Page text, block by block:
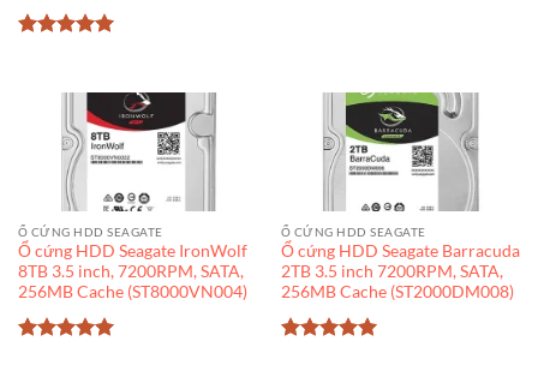
Ổ CỨNG HDD SEAGATE
Ổ cứng HDD Seagate IronWolf
8TB 3.5 inch, 7200RPM, SATA,
256MB Cache (ST8000VN004)
Ổ CỨNG HDD SEAGATE
Ổ cứng HDD Seagate Barracuda
2TB 3.5 inch 7200RPM, SATA,
256MB Cache (ST2000DM008)